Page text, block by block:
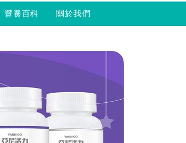
營養百科 關於我們